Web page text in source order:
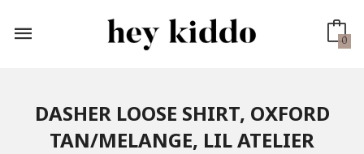
innholdet
0
DASHER LOOSE SHIRT, OXFORD
TAN/MELANGE, LIL ATELIER